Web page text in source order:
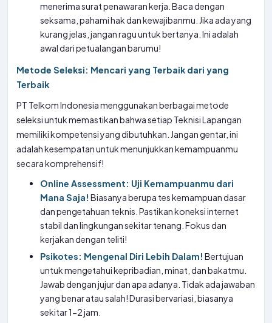
menerima surat penawaran kerja. Baca dengan
seksama, pahami hak dan kewajibanmu. Jika ada yang
kurang jelas, jangan ragu untuk bertanya. Ini adalah
awal dari petualangan barumu!
Metode Seleksi: Mencari yang Terbaik dari yang
Terbaik
PT Telkom Indonesia menggunakan berbagai metode
seleksi untuk memastikan bahwa setiap Teknisi Lapangan
memiliki kompetensi yang dibutuhkan. Jangan gentar, ini
adalah kesempatan untuk menunjukkan kemampuanmu
secara komprehensif!
Online Assessment: Uji Kemampuanmu dari
Mana Saja! Biasanya berupa tes kemampuan dasar
dan pengetahuan teknis. Pastikan koneksi internet
stabil dan lingkungan sekitar tenang. Fokus dan
kerjakan dengan teliti!
Psikotes: Mengenal Diri Lebih Dalam! Bertujuan
untuk mengetahui kepribadian, minat, dan bakatmu.
Jawab dengan jujur dan apa adanya. Tidak ada jawaban
yang benar atau salah! Durasi bervariasi, biasanya
sekitar 1-2 jam.